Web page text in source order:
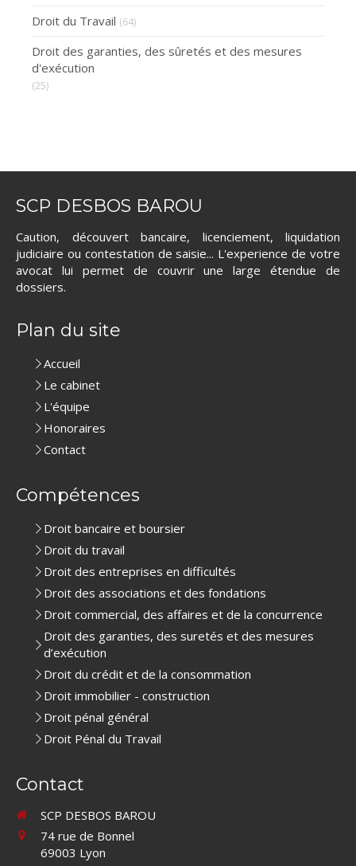
Droit du Travail (64)
Droit des garanties, des sûretés et des mesures
d'exécution
(25)
SCP DESBOS BAROU
Caution, découvert bancaire, licenciement, liquidation
judiciaire ou contestation de saisie... L'experience de votre
avocat lui permet de couvrir une large étendue de
dossiers.
Plan du site
Accueil
Le cabinet
L'équipe
Honoraires
Contact
Compétences
Droit bancaire et boursier
Droit du travail
Droit des entreprises en difficultés
Droit des associations et des fondations
Droit commercial, des affaires et de la concurrence
Droit des garanties, des suretés et des mesures
d’exécution
Droit du crédit et de la consommation
Droit immobilier - construction
Droit pénal général
Droit Pénal du Travail
Contact
SCP DESBOS BAROU
74 rue de Bonnel
69003 Lyon